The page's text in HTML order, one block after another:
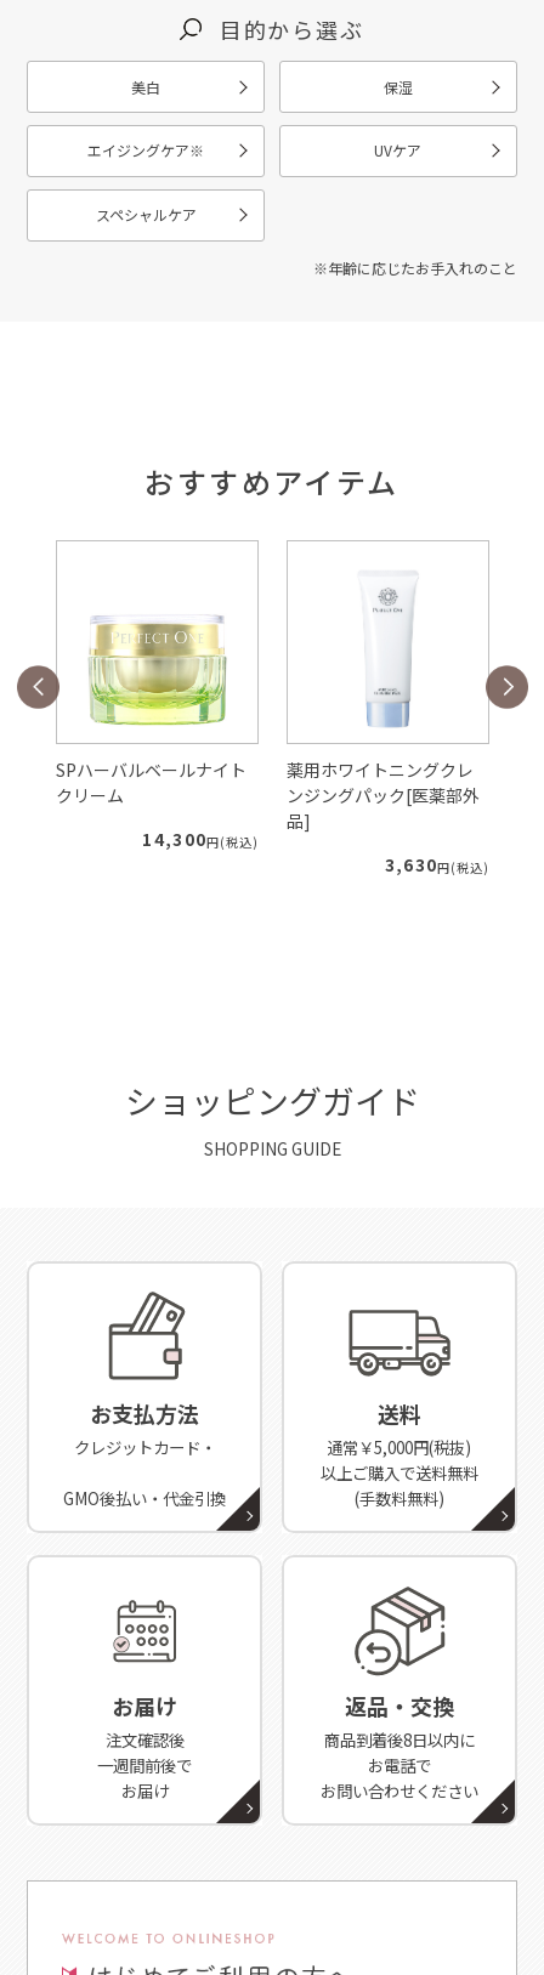
目的から選ぶ
美白 保湿
エイジングケア※ UVケア
スペシャルケア
※年齢に応じたお手入れのこと
おすすめアイテム
SPハーバルベールナイト
クリーム
14,300円(税込)
薬用ホワイトニングクレ
ンジングパック[医薬部外
品]
3,630円(税込)
ショッピングガイド
SHOPPING GUIDE
お支払方法
クレジットカード・
GMO後払い・代金引換
送料
通常￥5,000円(税抜)
以上ご購入で送料無料
(手数料無料)
お届け
注文確認後
一週間前後で
お届け
返品・交換
商品到着後8日以内に
お電話で
お問い合わせください